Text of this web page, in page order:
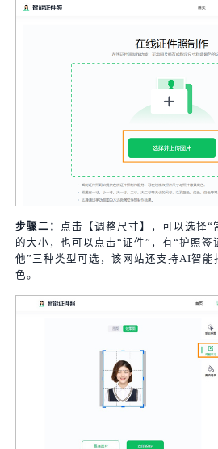
步骤二： 点击【调整尺寸】，可以选择“
的大小，也可以点击“证件”，有“护照签
他”三种类型可选，该网站还支持AI智能
色。